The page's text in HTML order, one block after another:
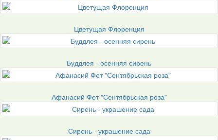
Цветущая Флоренция
Буддлея - осенняя сирень
Афанасий Фет "Сентябрьская роза"
Сирень - украшение сада